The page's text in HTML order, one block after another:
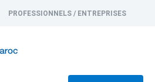
PROFESSIONNELS / ENTREPRISES